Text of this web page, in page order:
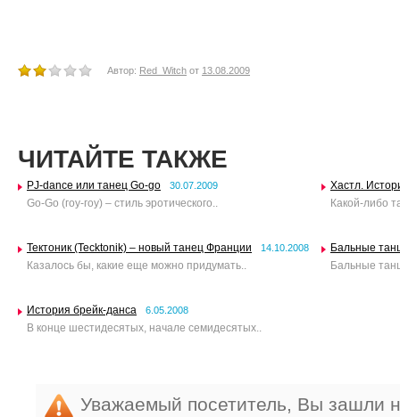
Автор: Red_Witch от 13.08.2009
ЧИТАЙТЕ ТАКЖЕ
PJ-dance или танец Go-go 30.07.2009
Go-Go (гоу-гоу) – стиль эротического..
Хастл.
Какой-либо
Тектоник (Tecktonik) – новый танец Франции 14.10.2008
Казалось бы, какие еще можно придумать..
Бальные
Бальные
История брейк-данса 6.05.2008
В конце шестидесятых, начале семидесятых..
Уважаемый посетитель, Вы зашли